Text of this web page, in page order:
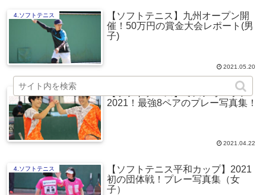
4.ソフトテニス
【ソフトテニス】九州オープン開
催！50万円の賞金大会レポート(男
子)
2021.05.20
4.ソフトテニス
【ソフトテニス】ミズノオープン
2021！最強8ペアのプレー写真集！
2021.04.22
4.ソフトテニス
【ソフトテニス平和カップ】2021
初の団体戦！プレー写真集（女
子）